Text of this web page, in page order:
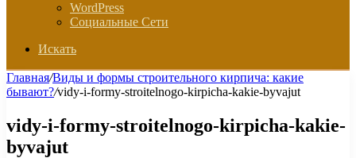
WordPress
Социальные Сети
Искать
Главная/Виды и формы строительного кирпича: какие
бывают?/vidy-i-formy-stroitelnogo-kirpicha-kakie-byvajut
vidy-i-formy-stroitelnogo-kirpicha-kakie-
byvajut